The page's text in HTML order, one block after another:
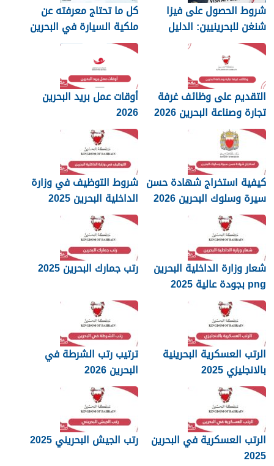
شروط الحصول على فيزا
شنغن للبحرينيين: الدليل
الكامل
كل ما تحتاج معرفته عن
ملكية السيارة في البحرين
التقديم على وظائف غرفة
تجارة وصناعة البحرين 2026
أوقات عمل بريد البحرين
2026
كيفية استخراج شهادة حسن
سيرة وسلوك البحرين 2026
شروط التوظيف في وزارة
الداخلية البحرين 2025
شعار وزارة الداخلية البحرين
png بجودة عالية 2025
رتب جمارك البحرين 2025
الرتب العسكرية البحرينية
بالانجليزي 2025
ترتيب رتب الشرطة في
البحرين 2026
الرتب العسكرية في البحرين
2025
رتب الجيش البحريني 2025